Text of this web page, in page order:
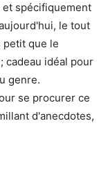
et spécifiquement
le tout
petit que le
cadeau idéal pour
genre.
se procurer ce
d'anecdotes,